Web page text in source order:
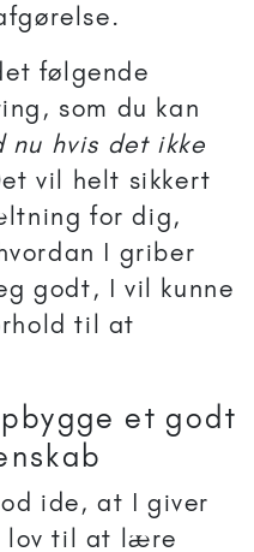
følgende
som du kan
nu hvis det ikke
vil helt sikkert
for dig,
I griber
godt, I vil kunne
til at
et godt
ide, at I giver
lov til at lære